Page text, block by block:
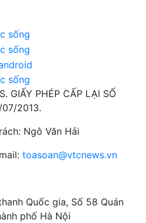
GIẤY PHÉP CẤP LẠI SỐ
07/2013.
Ngô Văn Hải
toasoan@vtcnews.vn
Quốc gia, Số 58 Quán
phố Hà Nội